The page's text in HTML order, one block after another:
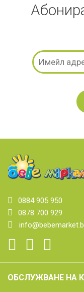
0884 905 950
0878 700 929
ОБСЛУЖВАНЕ НА